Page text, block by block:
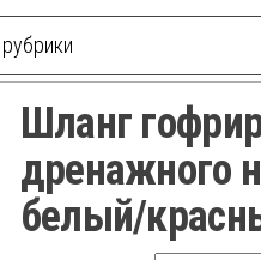
Шланг
дренажного
белый/